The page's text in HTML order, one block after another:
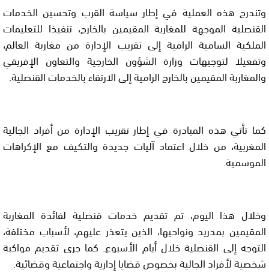
وتندرج هذه العملية في إطار سياسة القرب وتحسين الخدمات
القنصلية الموجهة للمغاربة المقيمين بالخارج، تنفيذا للتعليمات
الملكية السامية الرامية إلى تقريب الإدارة من مغاربة العالم،
وتفعيلا لتوجيهات وزارة الشؤون الخارجية والتعاون الإفريقي
والمغاربة المقيمين بالخارج الرامية إلى الارتقاء بالخدمات القنصلية.
كما تأتي هذه المبادرة في إطار تقريب الإدارة من أفراد الجالية
المغربية، من خلال اعتماد آليات جديدة والتكيف مع الإكراهات
الموسمية.
وخلال هذا اليوم، تم تقديم خدمات قنصلية لفائدة المغاربة
المقيمين بمدريد ونواحيها، الذين يتعذر عليهم، لأسباب مختلفة،
التوجه إلى القنصلية خلال أيام الأسبوع. كما جرى تقديم مواكبة
شخصية لأفراد الجالية بخصوص قضايا إدارية واجتماعية وقضائية.